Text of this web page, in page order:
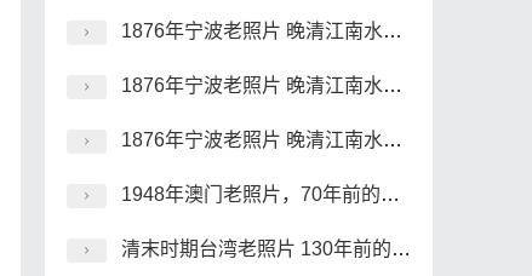
1876年宁波老照片 晚清江南水乡宁波风貌（三）
1876年宁波老照片 晚清江南水乡宁波风貌（二）
1876年宁波老照片 晚清江南水乡宁波风貌（一）
1948年澳门老照片，70年前的澳门要塞、永隆银号及街景
清末时期台湾老照片 130年前的台湾原住民族风貌一览